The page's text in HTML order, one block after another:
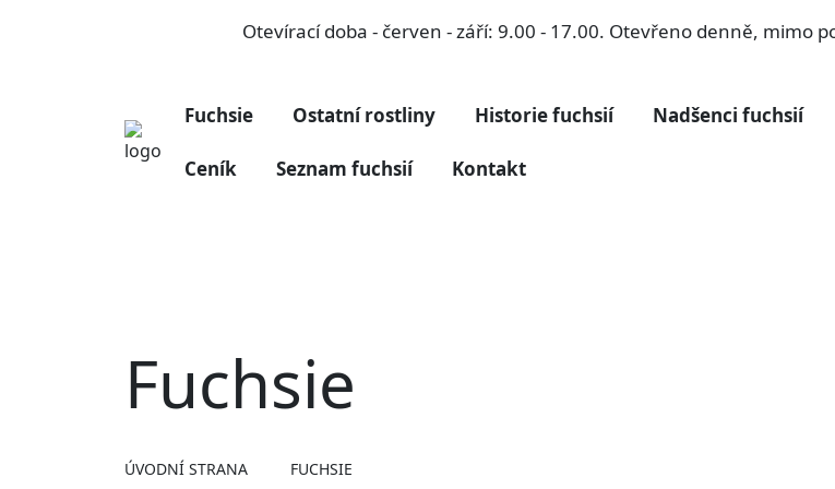
Otevírací doba - červen - září: 9.00 - 17.00. Otevřeno denně, mimo
Fuchsie Ostatní rostliny Historie fuchsií Nadšenci fuchsií
Ceník Seznam fuchsií Kontakt
Fuchsie
ÚVODNÍ STRANA FUCHSIE